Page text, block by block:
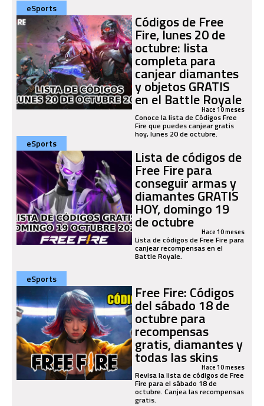
eSports
Códigos de Free
Fire, lunes 20 de
octubre: lista
completa para
canjear diamantes
y objetos GRATIS
en el Battle Royale
Hace 10 meses
Conoce la lista de Códigos Free
Fire que puedes canjear gratis
hoy, lunes 20 de octubre.
eSports
Lista de códigos de
Free Fire para
conseguir armas y
diamantes GRATIS
HOY, domingo 19
de octubre Hace 10 meses
Lista de códigos de Free Fire para
canjear recompensas en el
Battle Royale.
eSports
Free Fire: Códigos
del sábado 18 de
octubre para
recompensas
gratis, diamantes y
todas las skinsHace 10 meses
Revisa la lista de códigos de Free
Fire para el sábado 18 de
octubre. Canjea las recompensas
gratis.